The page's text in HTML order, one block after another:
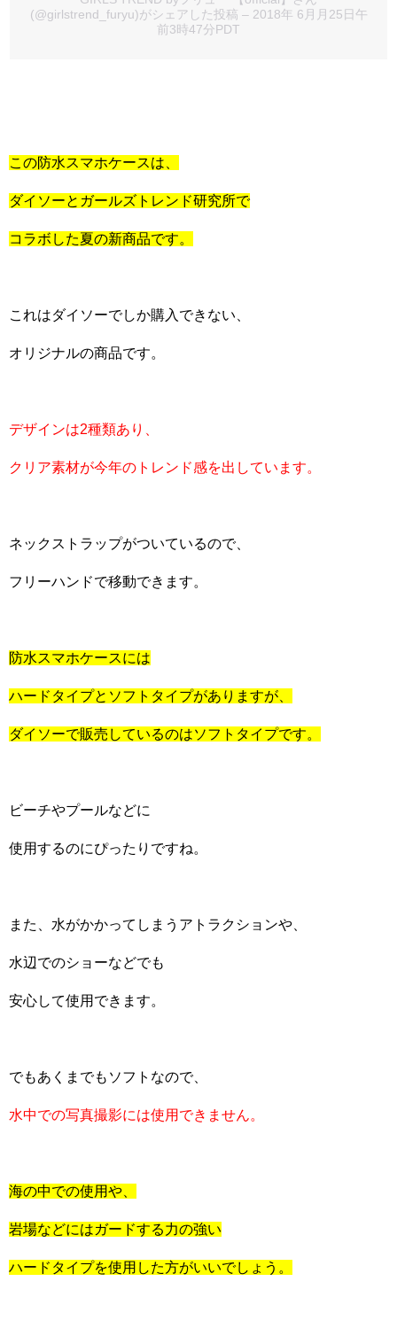
(@girlstrend_furyu)がシェアした投稿 – 2018年 6月月25日午
前3時47分PDT
この防水スマホケースは、
ダイソーとガールズトレンド研究所で
コラボした夏の新商品です。
これはダイソーでしか購入できない、
オリジナルの商品です。
デザインは2種類あり、
クリア素材が今年のトレンド感を出しています。
ネックストラップがついているので、
フリーハンドで移動できます。
防水スマホケースには
ハードタイプとソフトタイプがありますが、
ダイソーで販売しているのはソフトタイプです。
ビーチやプールなどに
使用するのにぴったりですね。
また、水がかかってしまうアトラクションや、
水辺でのショーなどでも
安心して使用できます。
でもあくまでもソフトなので、
水中での写真撮影には使用できません。
海の中での使用や、
岩場などにはガードする力の強い
ハードタイプを使用した方がいいでしょう。